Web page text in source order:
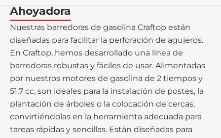
Ahoyadora
Nuestras barredoras de gasolina Craftop están
diseñadas para facilitar la perforación de agujeros.
En Craftop, hemos desarrollado una línea de
barredoras robustas y fáciles de usar. Alimentadas
por nuestros motores de gasolina de 2 tiempos y
51.7 cc, son ideales para la instalación de postes, la
plantación de árboles o la colocación de cercas,
convirtiéndolas en la herramienta adecuada para
tareas rápidas y sencillas. Están diseñadas para